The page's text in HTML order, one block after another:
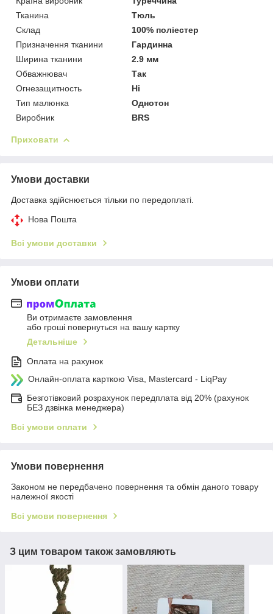
Тканина
Тюль
Склад
100% поліестер
Призначення тканини
Гардинна
Ширина тканини
2.9 мм
Обважнювач
Так
Огнезащитность
Ні
Тип малюнка
Однотон
Виробник
BRS
Приховати
Умови доставки
Доставка здійснюється тільки по передоплаті.
Нова Пошта
Всі умови доставки
Умови оплати
Ви отримаєте замовлення
або гроші повернуться на вашу картку
Детальніше
Оплата на рахунок
Онлайн-оплата карткою Visa, Mastercard - LiqPay
Безготівковий розрахунок передплата від 20% (рахунок
БЕЗ дзвінка менеджера)
Всі умови оплати
Умови повернення
Законом не передбачено повернення та обмін даного товару
належної якості
Всі умови повернення
З цим товаром також замовляють